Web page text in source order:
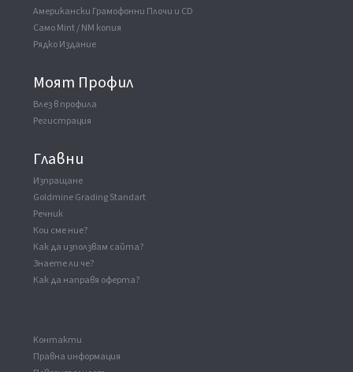
Американски Грамофонни Плочи и CD
Само Mint / NM копия
Рядко Издание
Моят Профил
Влез в профила
Регистрация
Главни
Изпращане
Goldmine Grading Standart
Речник
Кои сме ние?
Как да използвам сайта?
Знаете ли че?
Как да направя оферта?
Kонтакти
Правна информация